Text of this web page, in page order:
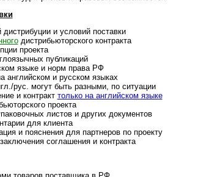
и усло­вий поста­вки
дист­ри­бью­тор­ского конт­ракта
прое­кта
пуб­ли­ка­ций
языке и норм права РФ
анг­лий­ском и рус­ском язы­ках
рус. могут быть раз­ными, по ситу­ации
и конт­ракт только на анг­лий­ском языке
про­екта
лис­тов и дру­гих доку­мен­тов
для кли­ента
и поясне­ния для парт­не­ров по про­екту
согла­ше­ния и конт­ракта